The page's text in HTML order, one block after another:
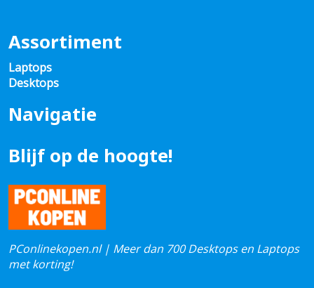
Assortiment
Laptops
Desktops
Navigatie
Blijf op de hoogte!
PConlinekopen.nl | Meer dan 700 Desktops en Laptops
met korting!